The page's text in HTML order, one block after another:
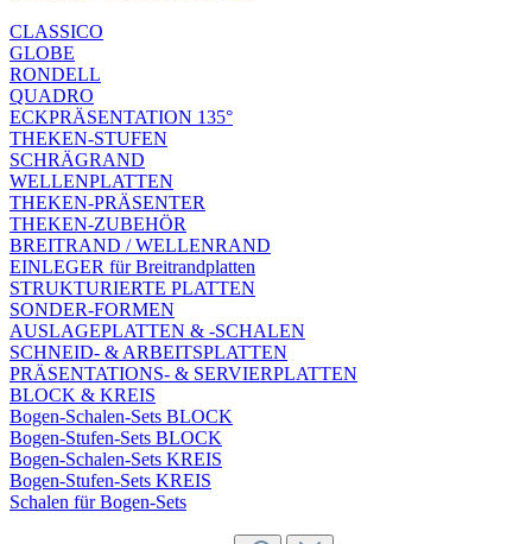
CLASSICO
GLOBE
RONDELL
QUADRO
ECKPRÄSENTATION 135°
THEKEN-STUFEN
SCHRÄGRAND
WELLENPLATTEN
THEKEN-PRÄSENTER
THEKEN-ZUBEHÖR
BREITRAND / WELLENRAND
EINLEGER für Breitrandplatten
STRUKTURIERTE PLATTEN
SONDER-FORMEN
AUSLAGEPLATTEN & -SCHALEN
SCHNEID- & ARBEITSPLATTEN
PRÄSENTATIONS- & SERVIERPLATTEN
BLOCK & KREIS
Bogen-Schalen-Sets BLOCK
Bogen-Stufen-Sets BLOCK
Bogen-Schalen-Sets KREIS
Bogen-Stufen-Sets KREIS
Schalen für Bogen-Sets